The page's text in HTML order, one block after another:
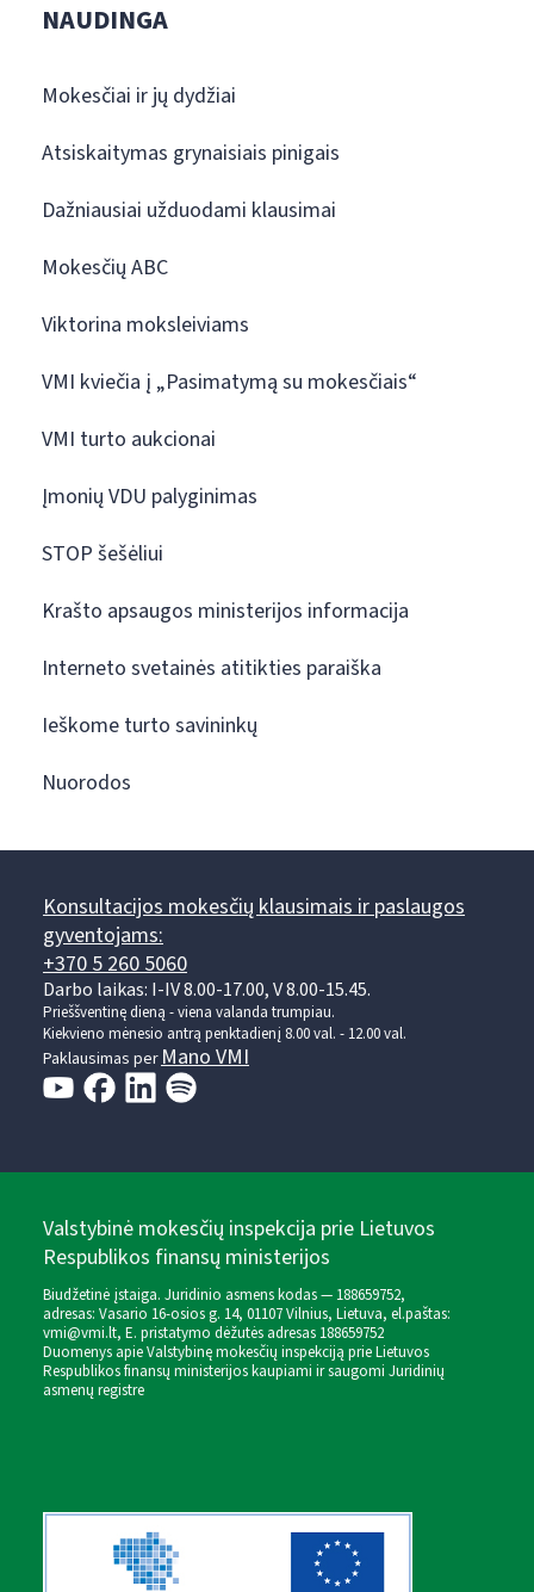
NAUDINGA
Mokesčiai ir jų dydžiai
Atsiskaitymas grynaisiais pinigais
Dažniausiai užduodami klausimai
Mokesčių ABC
Viktorina moksleiviams
VMI kviečia į „Pasimatymą su mokesčiais“
VMI turto aukcionai
Įmonių VDU palyginimas
STOP šešėliui
Krašto apsaugos ministerijos informacija
Interneto svetainės atitikties paraiška
Ieškome turto savininkų
Nuorodos
Konsultacijos mokesčių klausimais ir paslaugos
gyventojams:
+370 5 260 5060
Darbo laikas: I-IV 8.00-17.00, V 8.00-15.45.
Prieššventinę dieną - viena valanda trumpiau.
Kiekvieno mėnesio antrą penktadienį 8.00 val. - 12.00 val.
Paklausimas perMano VMI
Valstybinė mokesčių inspekcija prie Lietuvos
Respublikos finansų ministerijos
Biudžetinė įstaiga. Juridinio asmens kodas — 188659752,
adresas: Vasario 16-osios g. 14, 01107 Vilnius, Lietuva, el.paštas:
vmi@vmi.lt, E. pristatymo dėžutės adresas 188659752
Duomenys apie Valstybinę mokesčių inspekciją prie Lietuvos
Respublikos finansų ministerijos kaupiami ir saugomi Juridinių
asmenų registre